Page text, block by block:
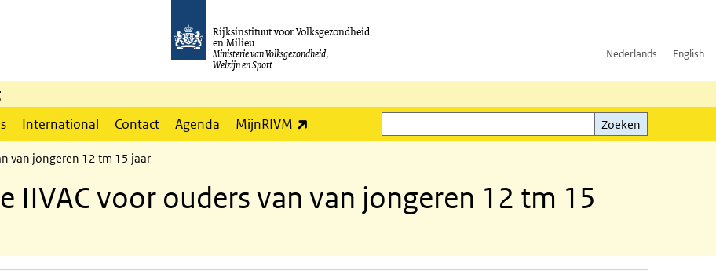
Rijksinstituut voor Volksgezondheid
en Milieu
Ministerie van Volksgezondheid,
Welzijn en Sport
Nederlands English
International Contact Agenda MijnRIVM
Zoeken
Zoeken
van jongeren 12 tm 15 jaar
IIVAC voor ouders van van jongeren 12 tm 15